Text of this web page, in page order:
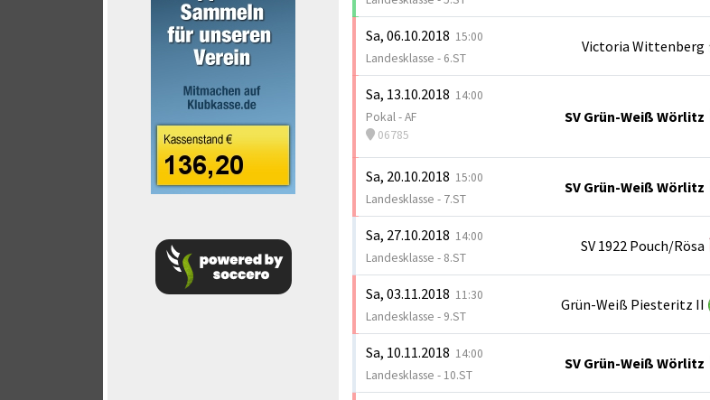
Sa, 06.10.2018 15:00
Landesklasse - 6.ST
Victoria Wittenberg
Sa, 13.10.2018 14:00
Pokal - AF
06785
SV Grün-Weiß Wörlitz
Sa, 20.10.2018 15:00
Landesklasse - 7.ST
SV Grün-Weiß Wörlitz
Sa, 27.10.2018 14:00
Landesklasse - 8.ST
SV 1922 Pouch/Rösa
Sa, 03.11.2018 11:30
Landesklasse - 9.ST
Grün-Weiß Piesteritz II
Sa, 10.11.2018 14:00
Landesklasse - 10.ST
SV Grün-Weiß Wörlitz